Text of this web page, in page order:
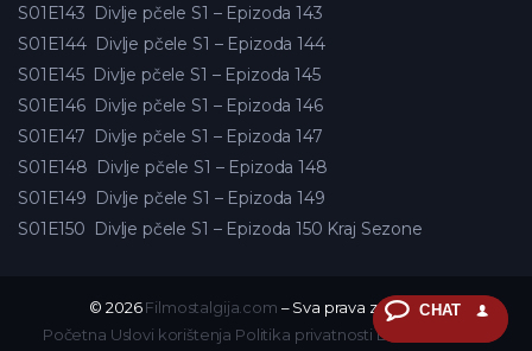
S01E143 Divlje pčele S1 – Epizoda 143
S01E144 Divlje pčele S1 – Epizoda 144
S01E145 Divlje pčele S1 – Epizoda 145
S01E146 Divlje pčele S1 – Epizoda 146
S01E147 Divlje pčele S1 – Epizoda 147
S01E148 Divlje pčele S1 – Epizoda 148
S01E149 Divlje pčele S1 – Epizoda 149
S01E150 Divlje pčele S1 – Epizoda 150 Kraj Sezone
© 2026Filmostalgija.com – Sva prava zadržana.
Početna Uslovi korištenja Politika privatnosti DMCA
CHAT